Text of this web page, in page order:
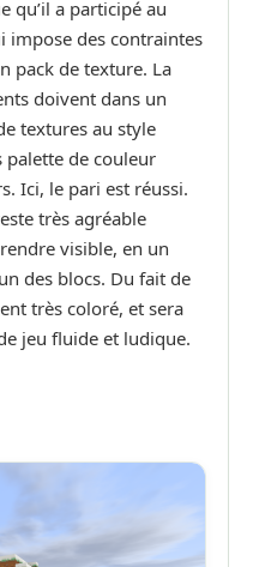
qu’il a participé au
impose des contraintes
pack de texture. La
doivent dans un
textures au style
de couleur
Ici, le pari est réussi.
très agréable
visible, en un
des blocs. Du fait de
très coloré, et sera
jeu fluide et ludique.